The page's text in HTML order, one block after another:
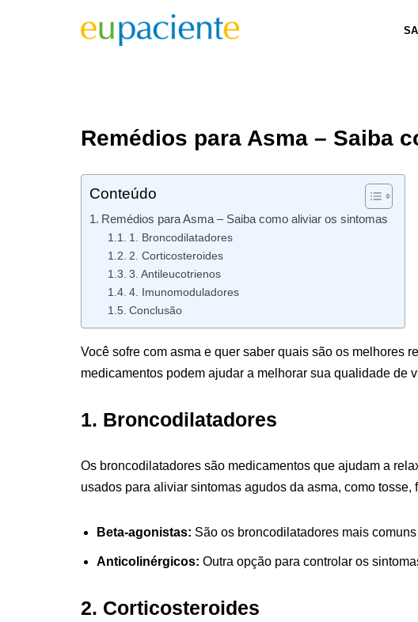
Remédios para Asma – Saiba
Conteúdo
Remédios para Asma – Saiba como aliviar os sintomas
1. Broncodilatadores
2. Corticosteroides
3. Antileucotrienos
4. Imunomoduladores
Conclusão
Você sofre com asma e quer saber quais são os melhores
medicamentos podem ajudar a melhorar sua qualidade de
1. Broncodilatadores
Os broncodilatadores são medicamentos que ajudam a
usados ​​para aliviar sintomas agudos da asma, como tosse,
Beta-agonistas: São os broncodilatadores mais
Anticolinérgicos: Outra opção para controlar os
2. Corticosteroides